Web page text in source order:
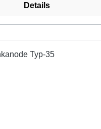
Details